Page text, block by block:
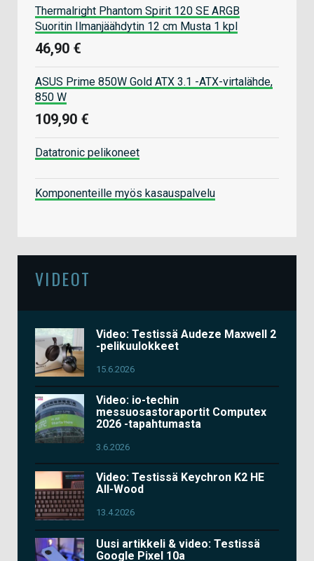
Thermalright Phantom Spirit 120 SE ARGB
Suoritin Ilmanjäähdytin 12 cm Musta 1 kpl
46,90 €
ASUS Prime 850W Gold ATX 3.1 -ATX-virtalähde,
850 W
109,90 €
Datatronic pelikoneet
Komponenteille myös kasauspalvelu
VIDEOT
Video: Testissä Audeze Maxwell 2
-pelikuulokkeet
15.6.2026
Video: io-techin
messuosastoraportit Computex
2026 -tapahtumasta
3.6.2026
Video: Testissä Keychron K2 HE
All-Wood
13.4.2026
Uusi artikkeli & video: Testissä
Google Pixel 10a